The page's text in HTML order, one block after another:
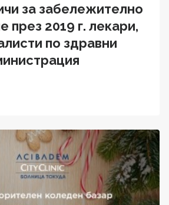
за забележително
през 2019 г. лекари,
по здравни